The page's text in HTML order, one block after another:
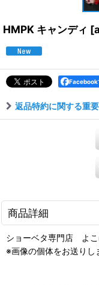
HMPK キャンディ [
Facebook
返品特約に関する重
商品詳細
ショーベタ専門店 よ
※画像の個体をお送りし